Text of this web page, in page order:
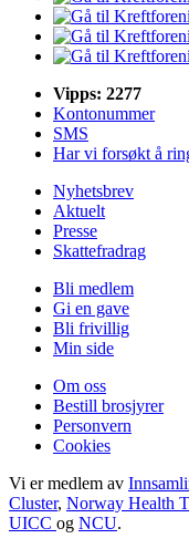
Vipps: 2277
Kontonummer
SMS
Har vi forsøkt å
Nyhetsbrev
Aktuelt
Presse
Skattefradrag
Bli medlem
Gi en gave
Bli frivillig
Min side
Om oss
Bestill brosjyrer
Personvern
Cookies
Vi er medlem av
Cluster, Norway Health
UICC og NCU.